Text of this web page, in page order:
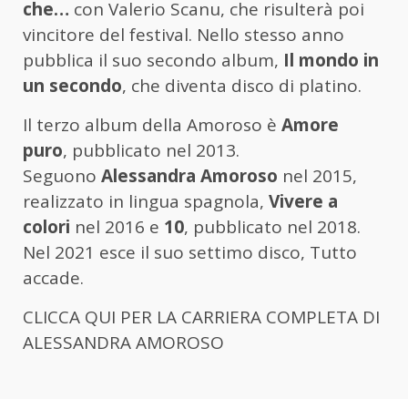
che… con Valerio Scanu, che risulterà poi
vincitore del festival. Nello stesso anno
pubblica il suo secondo album, Il mondo in
un secondo, che diventa disco di platino.
Il terzo album della Amoroso è Amore
puro, pubblicato nel 2013.
Seguono Alessandra Amoroso nel 2015,
realizzato in lingua spagnola, Vivere a
colori nel 2016 e 10, pubblicato nel 2018.
Nel 2021 esce il suo settimo disco, Tutto
accade.
CLICCA QUI PER LA CARRIERA COMPLETA DI
ALESSANDRA AMOROSO